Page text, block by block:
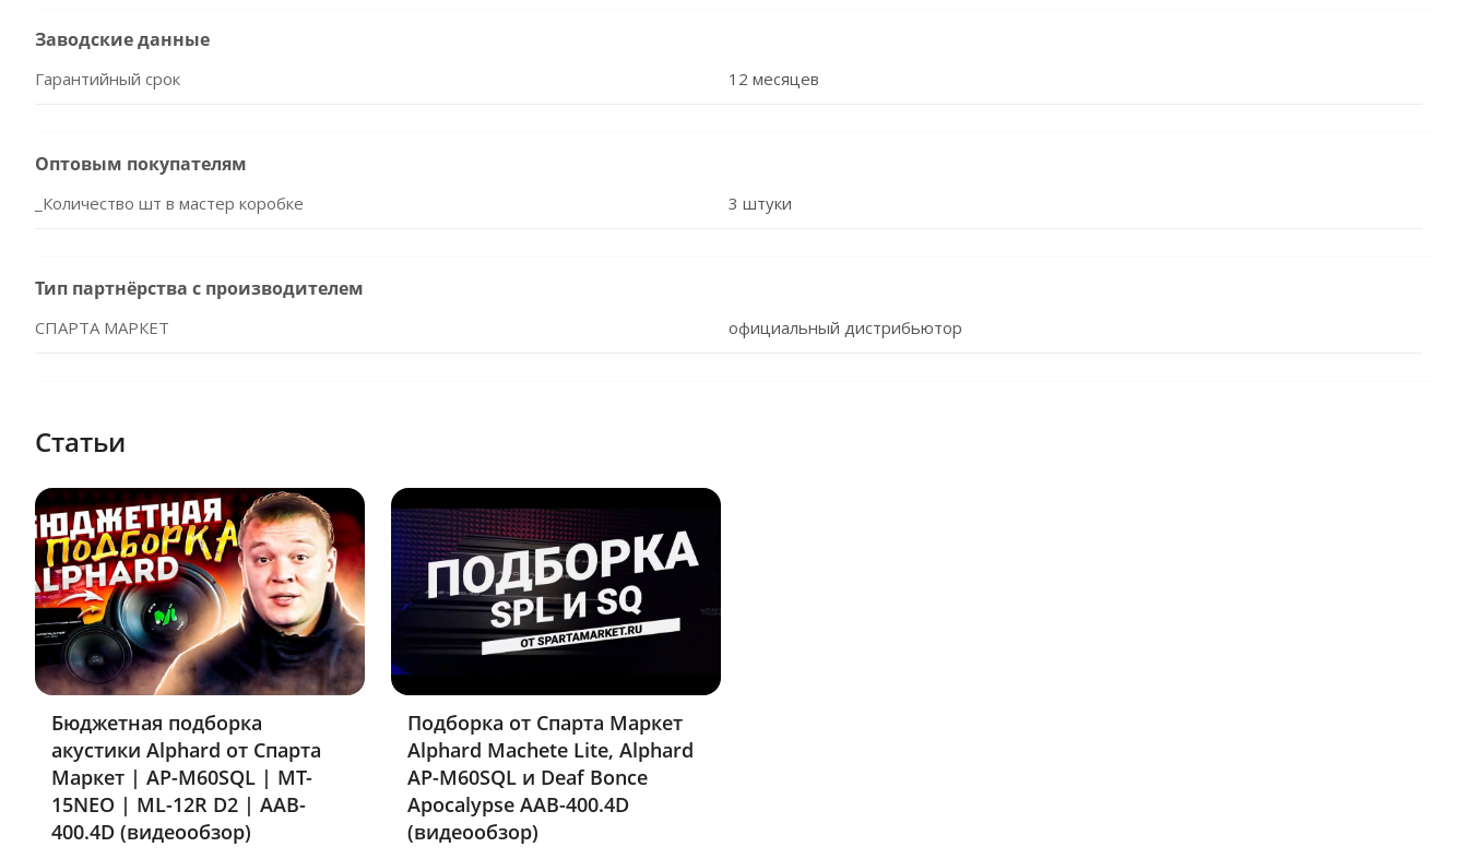
Заводские данные
Гарантийный срок 12 месяцев
Оптовым покупателям
_Количество шт в мастер коробке 3 штуки
Тип партнёрства с производителем
СПАРТА МАРКЕТ официальный дистрибьютор
Статьи
Бюджетная подборка
акустики Alphard от Спарта
Маркет | AP-M60SQL | MT-
15NEO | ML-12R D2 | AAB-
400.4D (видеообзор)
Подборка от Спарта Маркет
Alphard Machete Lite, Alphard
AP-M60SQL и Deaf Bonce
Apocalypse AAB-400.4D
(видеообзор)